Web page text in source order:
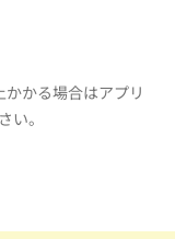
かる場合はアプリ
い。